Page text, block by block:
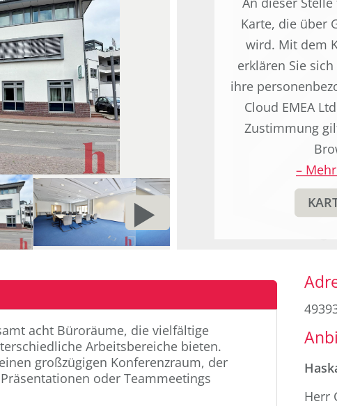
d
SEITE
Karte, die über
wird. Mit dem
erklären Sie
ihre
Cloud EMEA
Zustimmung
–
Herr
acht Büroräume, die vielfältige
Arbeitsbereiche bieten.
großzügigen Konferenzraum, der
oder Teammeetings